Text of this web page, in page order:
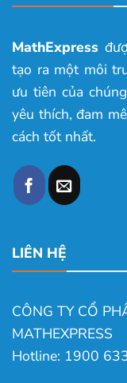
MathExpress
tạo ra một môi
ưu tiên của
yêu thích, đam
cách tốt nhất.
LIÊN HỆ
CÔNG TY CỔ
MATHEXPRESS
Hotline: 1900